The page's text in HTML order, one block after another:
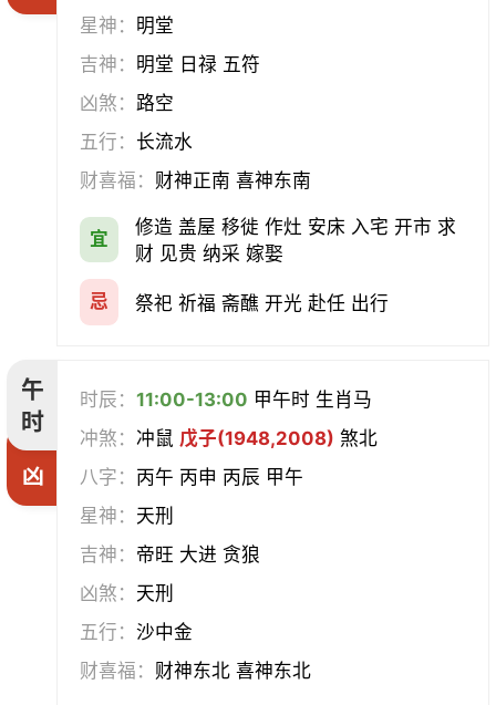
星神： 明堂
吉神： 明堂 日禄 五符
凶煞： 路空
五行： 长流水
财喜福： 财神正南 喜神东南
宜
修造 盖屋 移徙 作灶 安床 入宅 开市 求
财 见贵 纳采 嫁娶
忌 祭祀 祈福 斋醮 开光 赴任 出行
午
时
凶
时辰：11:00-13:00 甲午时 生肖马
冲煞：冲鼠 戊子(1948,2008) 煞北
八字： 丙午 丙申 丙辰 甲午
星神： 天刑
吉神： 帝旺 大进 贪狼
凶煞： 天刑
五行：沙中金
财喜福： 财神东北 喜神东北